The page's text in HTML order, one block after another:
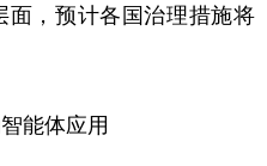
时尚 悦读
面，预计各国治理措施将
能体应用